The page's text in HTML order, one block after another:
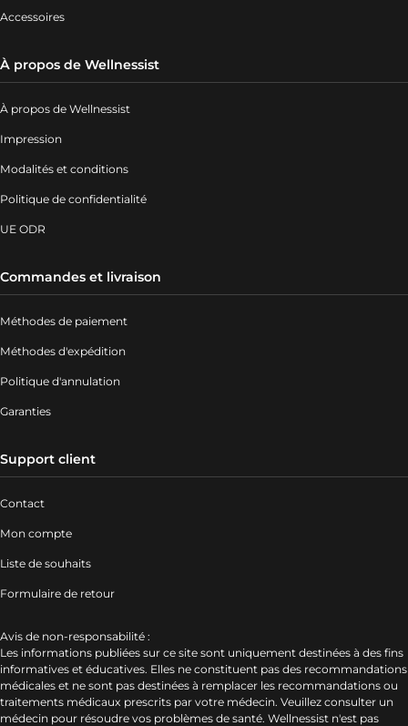
Accessoires
À propos de Wellnessist
À propos de Wellnessist
Impression
Modalités et conditions
Politique de confidentialité
UE ODR
Commandes et livraison
Méthodes de paiement
Méthodes d'expédition
Politique d'annulation
Garanties
Support client
Contact
Mon compte
Liste de souhaits
Formulaire de retour
Avis de non-responsabilité :
Les informations publiées sur ce site sont uniquement destinées à des fins
informatives et éducatives. Elles ne constituent pas des recommandations
médicales et ne sont pas destinées à remplacer les recommandations ou
traitements médicaux prescrits par votre médecin. Veuillez consulter un
médecin pour résoudre vos problèmes de santé. Wellnessist n'est pas